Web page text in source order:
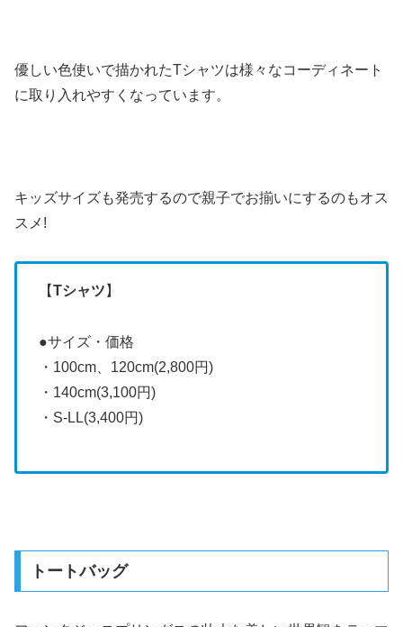
優しい色使いで描かれたTシャツは様々なコーディネート
に取り入れやすくなっています。
キッズサイズも発売するので親子でお揃いにするのもオス
スメ!
【Tシャツ 】
●サイズ・価格
・100cm、120cm(2,800円)
・140cm(3,100円)
・S-LL(3,400円)
トートバッグ